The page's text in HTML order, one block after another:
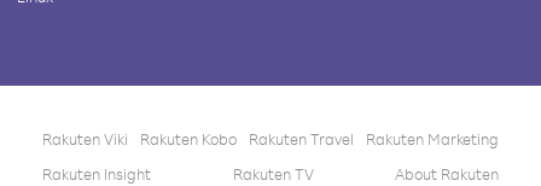
Rakuten Viki Rakuten Kobo Rakuten Travel
Rakuten Marketing
Rakuten Insight
Rakuten TV About Rakuten